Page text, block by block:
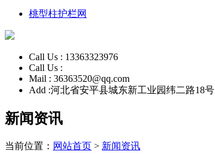
桃型柱护栏网
Call Us : 13363323976
Call Us :
Mail : 36363520@qq.com
Add :河北省安平县城东新工业园纬二路18号
新闻资讯
当前位置： 网站首页 > 新闻资讯